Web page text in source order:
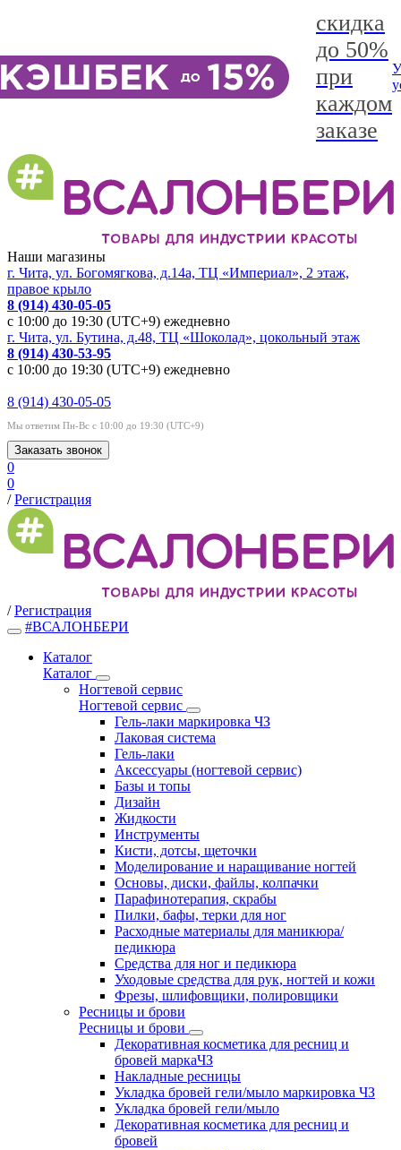
скидка
до 50%
при
каждом
заказе
Наши магазины
г. Чита, ул. Богомягкова, д.14а, ТЦ «Империал», 2 этаж,
правое крыло
8 (914) 430-05-05
с 10:00 до 19:30 (UTC+9) ежедневно
г. Чита, ул. Бутина, д.48, ТЦ «Шоколад», цокольный этаж
8 (914) 430-53-95
с 10:00 до 19:30 (UTC+9) ежедневно
8 (914) 430-05-05
Мы ответим Пн-Вс с 10:00 до 19:30 (UTC+9)
Заказать звонок
0
0
/ Регистрация
/ Регистрация
#ВСАЛОНБЕРИ
Каталог
Каталог
Ногтевой сервис
Ногтевой сервис
Гель-лаки маркировка ЧЗ
Лаковая система
Гель-лаки
Аксессуары (ногтевой сервис)
Базы и топы
Дизайн
Жидкости
Инструменты
Кисти, дотсы, щеточки
Моделирование и наращивание ногтей
Основы, диски, файлы, колпачки
Парафинотерапия, скрабы
Пилки, бафы, терки для ног
Расходные материалы для маникюра/
педикюра
Средства для ног и педикюра
Уходовые средства для рук, ногтей и кожи
Фрезы, шлифовщики, полировщики
Ресницы и брови
Ресницы и брови
Декоративная косметика для ресниц и
бровей маркаЧЗ
Накладные ресницы
Укладка бровей гели/мыло маркировка ЧЗ
Укладка бровей гели/мыло
Декоративная косметика для ресниц и
бровей